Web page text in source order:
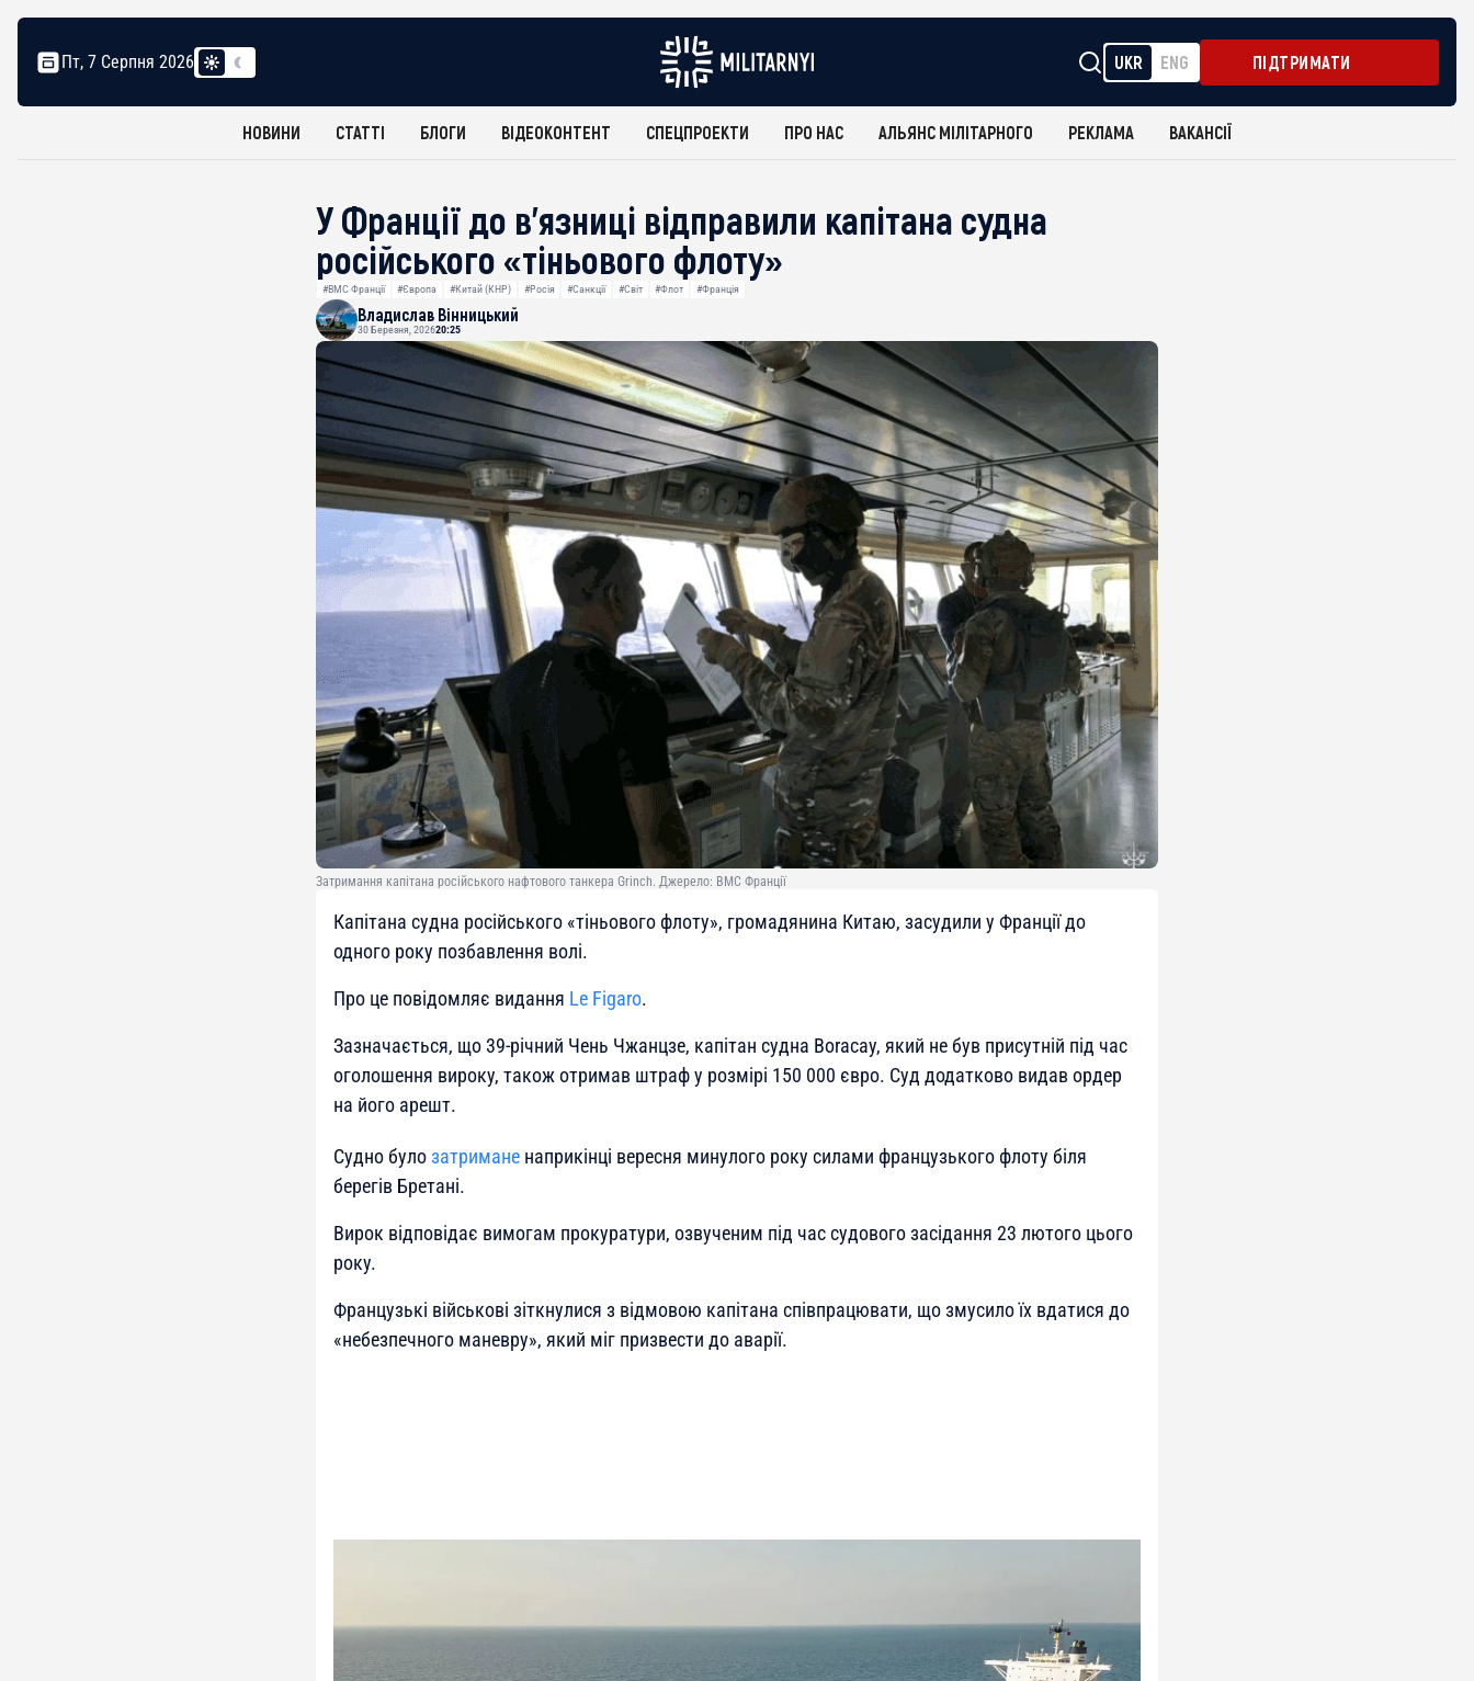
Пт, 7 Серпня 2026 UKR ENG ПІДТРИМАТИ
НОВИНИ СТАТТІ БЛОГИ ВІДЕОКОНТЕНТ СПЕЦПРОЕКТИ ПРО НАС АЛЬЯНС МІЛІТАРНОГО РЕКЛАМА ВАКАНСІЇ
У Франції до в’язниці відправили капітана судна
російського «тіньового флоту»
#ВМС Франції #Європа #Китай (КНР) #Росія #Санкції #Світ #Флот #Франція
Владислав Вінницький
30 Березня, 202620:25
Затримання капітана російського нафтового танкера Grinch. Джерело: ВМС Франції
Капітана судна російського «тіньового флоту», громадянина Китаю, засудили у Франції до
одного року позбавлення волі.
Про це повідомляє видання Le Figaro.
Зазначається, що 39-річний Чень Чжанцзе, капітан судна Boracay, який не був присутній під час
оголошення вироку, також отримав штраф у розмірі 150 000 євро. Суд додатково видав ордер
на його арешт.
Судно булозатримане наприкінці вересня минулого року силами французького флоту біля
берегів Бретані.
Вирок відповідає вимогам прокуратури, озвученим під час судового засідання 23 лютого цього
року.
Французькі військові зіткнулися з відмовою капітана співпрацювати, що змусило їх вдатися до
«небезпечного маневру», який міг призвести до аварії.